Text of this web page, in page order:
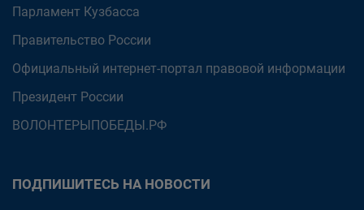
Парламент Кузбасса
Правительство России
Официальный интернет-портал правовой информации
Президент России
ВОЛОНТЕРЫПОБЕДЫ.РФ
ПОДПИШИТЕСЬ НА НОВОСТИ